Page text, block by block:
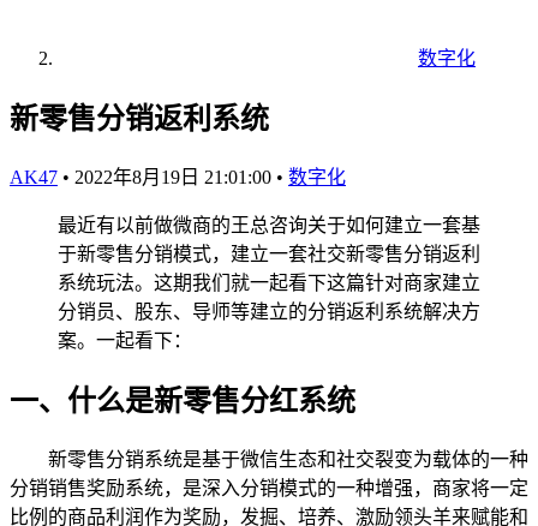
数字化
新零售分销返利系统
AK47 • 2022年8月19日 21:01:00 • 数字化
最近有以前做微商的王总咨询关于如何建立一套基
于新零售分销模式，建立一套社交新零售分销返利
系统玩法。这期我们就一起看下这篇针对商家建立
分销员、股东、导师等建立的分销返利系统解决方
案。一起看下：
一、什么是新零售分红系统
新零售分销系统是基于微信生态和社交裂变为载体的一种
分销销售奖励系统，是深入分销模式的一种增强，商家将一定
比例的商品利润作为奖励，发掘、培养、激励领头羊来赋能和